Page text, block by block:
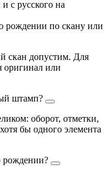
с русского на
рождении по скану или
скан допустим. Для
оригинал или
штамп?
оборот, отметки,
бы одного элемента
рождении?